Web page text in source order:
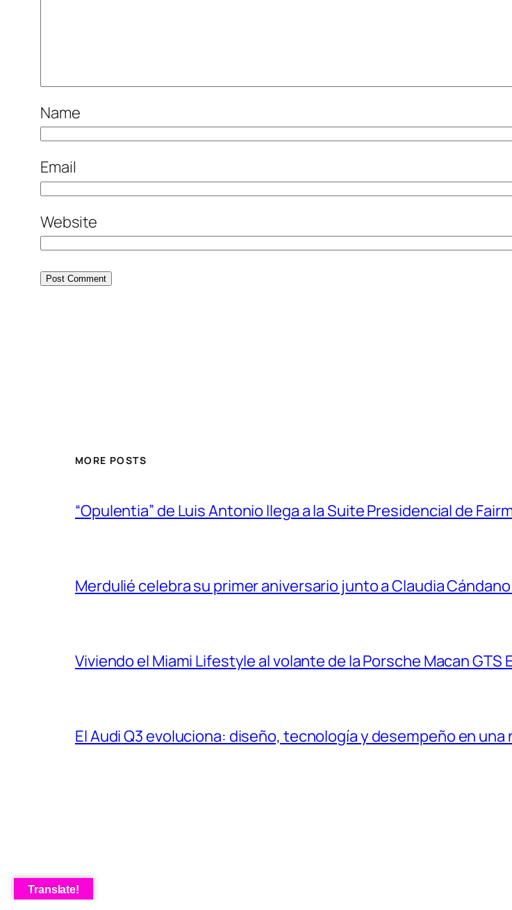
Name
Email
Website
MORE POSTS
“Opulentia” de Luis Antonio llega a la Suite Presidencial de
Merdulié celebra su primer aniversario junto a Claudia
Viviendo el Miami Lifestyle al volante de la Porsche Macan GTS
El Audi Q3 evoluciona: diseño, tecnología y desempeño en una
Translate!